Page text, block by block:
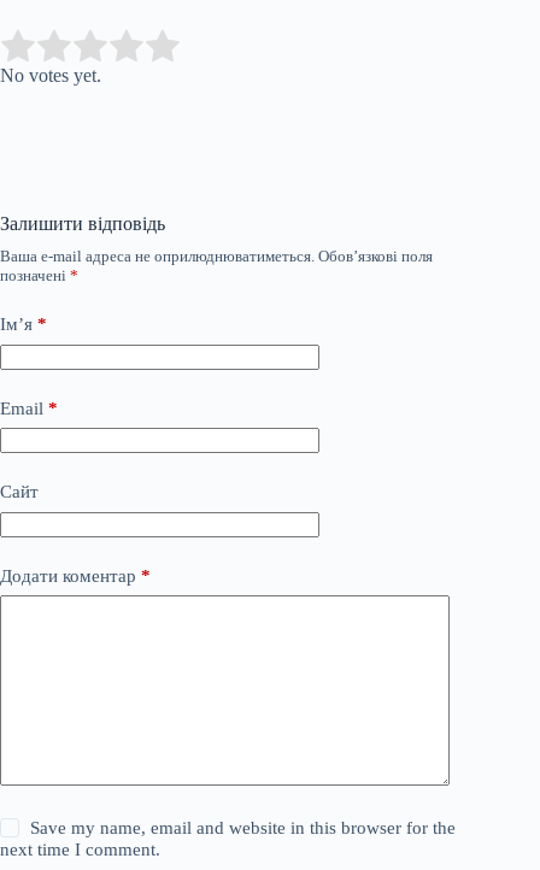
Rate this item:
No votes yet.
Залишити відповідь
Ваша e-mail адреса не оприлюднюватиметься. Обов’язкові поля
позначені *
Ім’я *
Email *
Сайт
Додати коментар *
Save my name, email and website in this browser for the
next time I comment.